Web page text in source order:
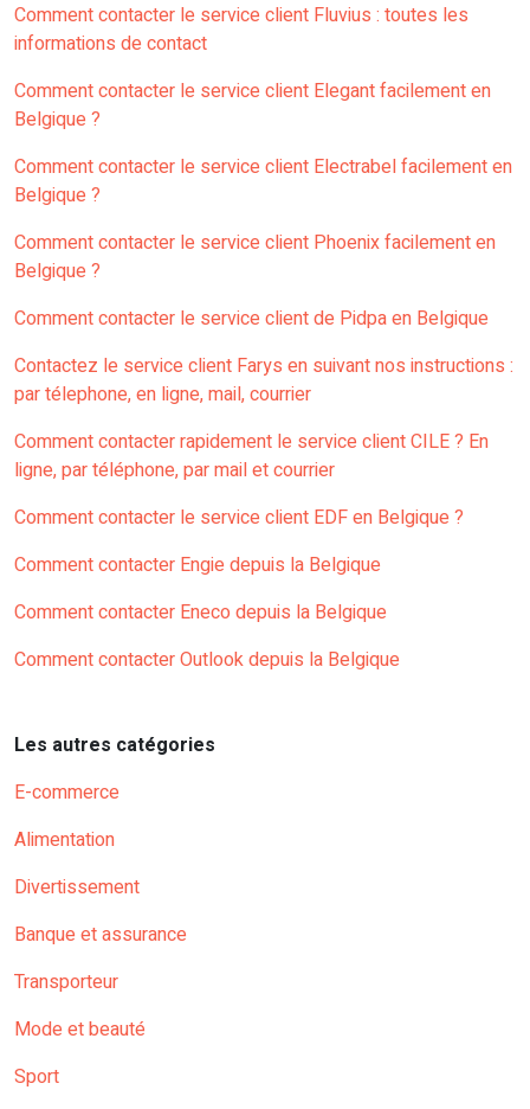
Comment contacter le service client Fluvius : toutes les
informations de contact
Comment contacter le service client Elegant facilement en
Belgique ?
Comment contacter le service client Electrabel facilement en
Belgique ?
Comment contacter le service client Phoenix facilement en
Belgique ?
Comment contacter le service client de Pidpa en Belgique
Contactez le service client Farys en suivant nos instructions :
par télephone, en ligne, mail, courrier
Comment contacter rapidement le service client CILE ? En
ligne, par téléphone, par mail et courrier
Comment contacter le service client EDF en Belgique ?
Comment contacter Engie depuis la Belgique
Comment contacter Eneco depuis la Belgique
Comment contacter Outlook depuis la Belgique
Les autres catégories
E-commerce
Alimentation
Divertissement
Banque et assurance
Transporteur
Mode et beauté
Sport